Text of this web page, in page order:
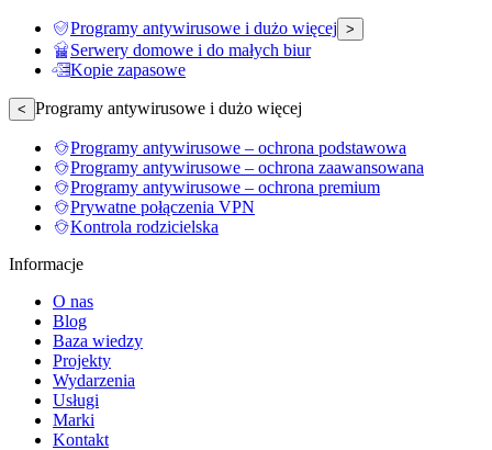
Programy antywirusowe i dużo więcej >
Serwery domowe i do małych biur
Kopie zapasowe
< Programy antywirusowe i dużo więcej
Programy antywirusowe – ochrona podstawowa
Programy antywirusowe – ochrona zaawansowana
Programy antywirusowe – ochrona premium
Prywatne połączenia VPN
Kontrola rodzicielska
Informacje
O nas
Blog
Baza wiedzy
Projekty
Wydarzenia
Usługi
Marki
Kontakt